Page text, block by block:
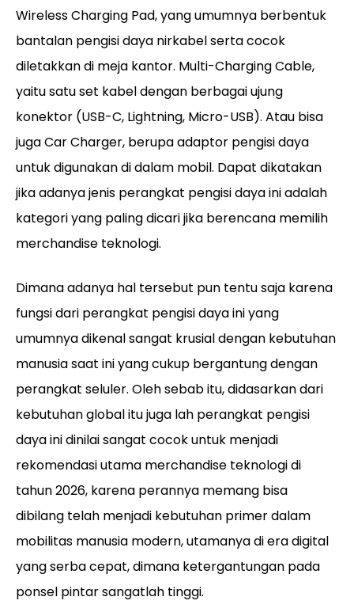
Wireless Charging Pad, yang umumnya berbentuk
bantalan pengisi daya nirkabel serta cocok
diletakkan di meja kantor. Multi-Charging Cable,
yaitu satu set kabel dengan berbagai ujung
konektor (USB-C, Lightning, Micro-USB). Atau bisa
juga Car Charger, berupa adaptor pengisi daya
untuk digunakan di dalam mobil. Dapat dikatakan
jika adanya jenis perangkat pengisi daya ini adalah
kategori yang paling dicari jika berencana memilih
merchandise teknologi.
Dimana adanya hal tersebut pun tentu saja karena
fungsi dari perangkat pengisi daya ini yang
umumnya dikenal sangat krusial dengan kebutuhan
manusia saat ini yang cukup bergantung dengan
perangkat seluler. Oleh sebab itu, didasarkan dari
kebutuhan global itu juga lah perangkat pengisi
daya ini dinilai sangat cocok untuk menjadi
rekomendasi utama merchandise teknologi di
tahun 2026, karena perannya memang bisa
dibilang telah menjadi kebutuhan primer dalam
mobilitas manusia modern, utamanya di era digital
yang serba cepat, dimana ketergantungan pada
ponsel pintar sangatlah tinggi.